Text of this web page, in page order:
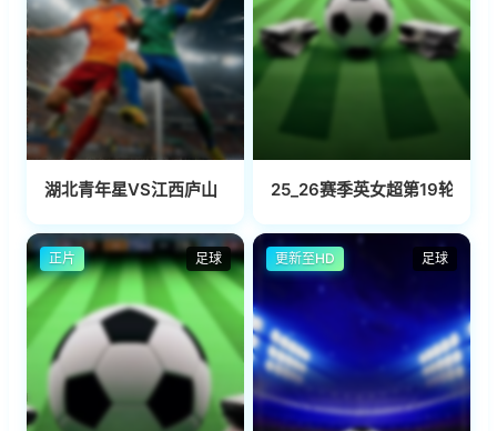
湖北青年星VS江西庐山 25_26赛季英女超第19轮 曼
足球
正片 足球
更新至HD